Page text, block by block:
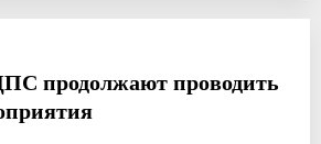
продолжают проводить